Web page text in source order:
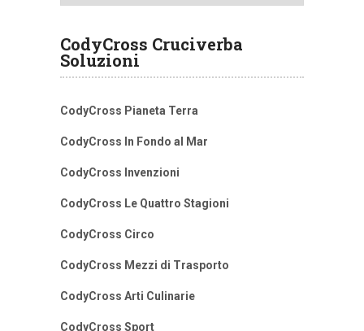
CodyCross Cruciverba
Soluzioni
CodyCross Pianeta Terra
CodyCross In Fondo al Mar
CodyCross Invenzioni
CodyCross Le Quattro Stagioni
CodyCross Circo
CodyCross Mezzi di Trasporto
CodyCross Arti Culinarie
CodyCross Sport